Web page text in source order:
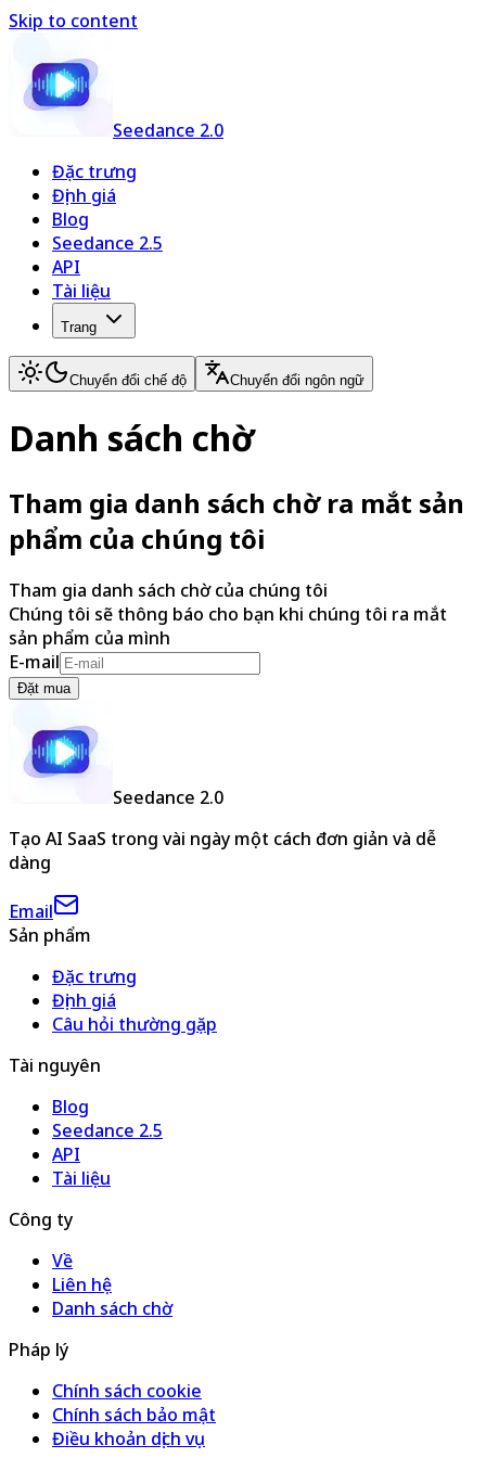
Skip to content
Seedance 2.0
Đặc trưng
Định giá
Blog
Seedance 2.5
API
Tài liệu
Trang
Chuyển đổi chế độ Chuyển đổi ngôn ngữ
Danh sách chờ
Tham gia danh sách chờ ra mắt sản
phẩm của chúng tôi
Tham gia danh sách chờ của chúng tôi
Chúng tôi sẽ thông báo cho bạn khi chúng tôi ra mắt
sản phẩm của mình
E-mail
Đặt mua
Seedance 2.0
Tạo AI SaaS trong vài ngày một cách đơn giản và dễ
dàng
Email
Sản phẩm
Đặc trưng
Định giá
Câu hỏi thường gặp
Tài nguyên
Blog
Seedance 2.5
API
Tài liệu
Công ty
Về
Liên hệ
Danh sách chờ
Pháp lý
Chính sách cookie
Chính sách bảo mật
Điều khoản dịch vụ